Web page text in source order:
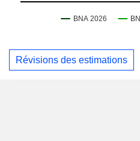
Révisions des estimations